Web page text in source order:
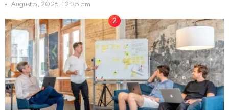
August 5, 2026, 12:35 am